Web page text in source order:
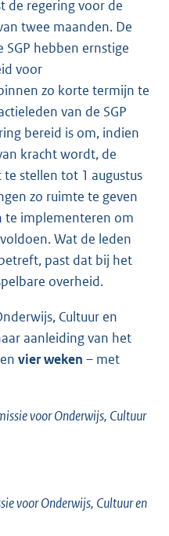
de regering voor de
twee maanden. De
hebben ernstige
voor
zo korte termijn te
van de SGP
bereid is om, indien
kracht wordt, de
stellen tot 1 augustus
zo ruimte te geven
te implementeren om
Wat de leden
past dat bij het
overheid.
Cultuur en
aanleiding van het
vier weken – met
voor Onderwijs, Cultuur
voor Onderwijs, Cultuur en